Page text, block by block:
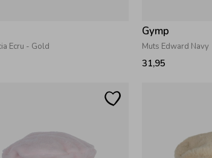
Ecru - Gold
Gymp
Muts Edward Navy
31,95